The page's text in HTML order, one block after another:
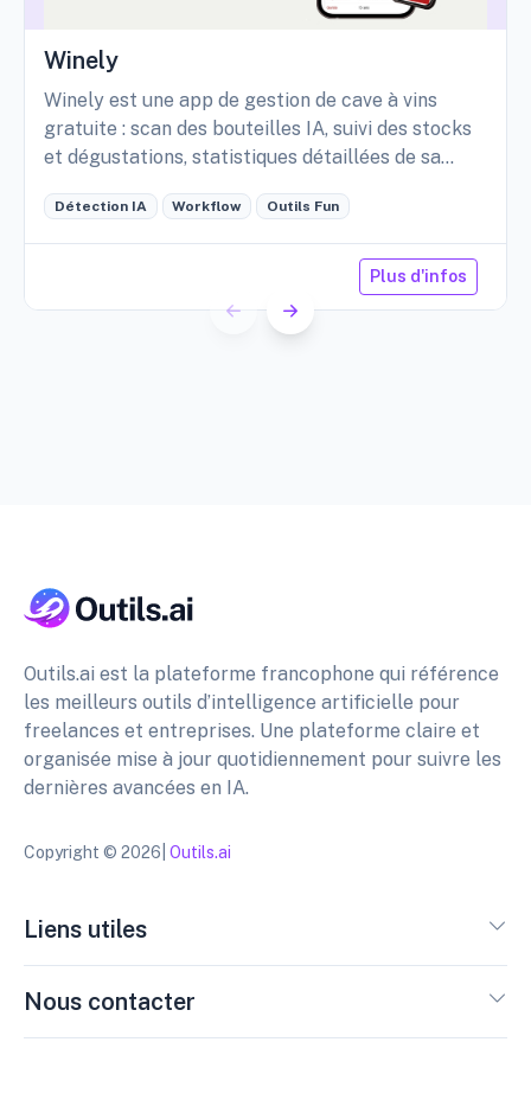
Winely
Winely est une app de gestion de cave à vins
gratuite : scan des bouteilles IA, suivi des stocks
et dégustations, statistiques détaillées de sa
Détection IA Workflow Outils Fun
Plus d'infos
Outils.ai est la plateforme francophone qui référence
les meilleurs outils d’intelligence artificielle pour
freelances et entreprises. Une plateforme claire et
organisée mise à jour quotidiennement pour suivre les
dernières avancées en IA.
Copyright © 2026| Outils.ai
Liens utiles
Nous contacter